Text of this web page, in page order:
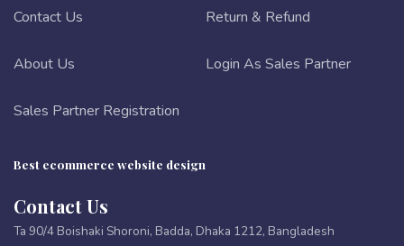
Contact Us Return & Refund
About Us Login As Sales Partner
Sales Partner Registration
Best ecommerce website design
Contact Us
Ta 90/4 Boishaki Shoroni, Badda, Dhaka 1212, Bangladesh